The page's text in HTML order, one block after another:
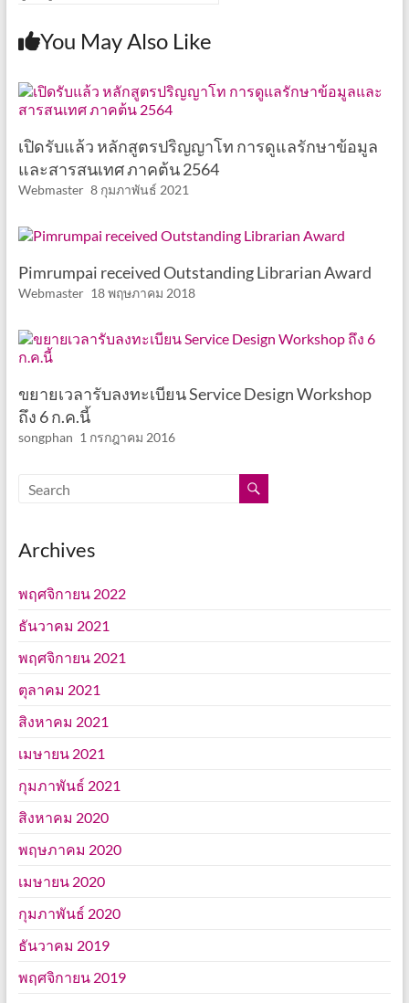
You May Also Like
เปิดรับแล้ว หลักสูตรปริญญาโท การดูแลรักษาข้อมูล
และสารสนเทศ ภาคต้น 2564
Webmaster 8 กุมภาพันธ์ 2021
Pimrumpai received Outstanding Librarian Award
Webmaster 18 พฤษภาคม 2018
ขยายเวลารับลงทะเบียน Service Design Workshop
ถึง 6 ก.ค.นี้
songphan 1 กรกฎาคม 2016
Archives
พฤศจิกายน 2022
ธันวาคม 2021
พฤศจิกายน 2021
ตุลาคม 2021
สิงหาคม 2021
เมษายน 2021
กุมภาพันธ์ 2021
สิงหาคม 2020
พฤษภาคม 2020
เมษายน 2020
กุมภาพันธ์ 2020
ธันวาคม 2019
พฤศจิกายน 2019